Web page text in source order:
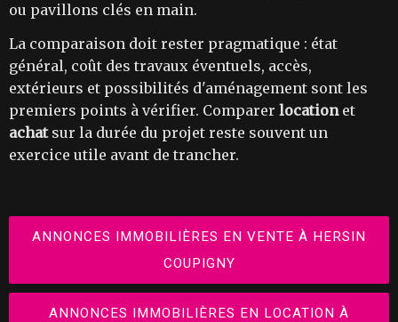
ou pavillons clés en main.
La comparaison doit rester pragmatique : état
général, coût des travaux éventuels, accès,
extérieurs et possibilités d'aménagement sont les
premiers points à vérifier. Comparer locationet
achatsur la durée du projet reste souvent un
exercice utile avant de trancher.
ANNONCES IMMOBILIÈRES EN VENTE À HERSIN
COUPIGNY
ANNONCES IMMOBILIÈRES EN LOCATION À